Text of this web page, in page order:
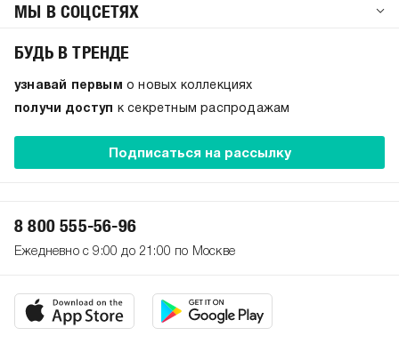
МЫ В СОЦСЕТЯХ
БУДЬ В ТРЕНДЕ
узнавай первым о новых коллекциях
получи доступ
к секретным распродажам
Подписаться на рассылку
8 800 555-56-96
Ежедневно с 9:00 до 21:00 по Москве